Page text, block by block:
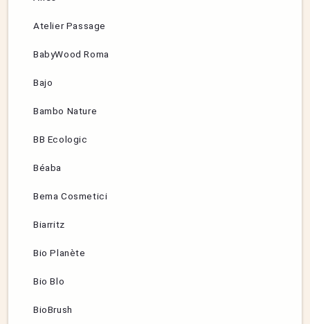
Atelier Passage
BabyWood Roma
Bajo
Bambo Nature
BB Ecologic
Béaba
Bema Cosmetici
Biarritz
Bio Planète
Bio Blo
BioBrush